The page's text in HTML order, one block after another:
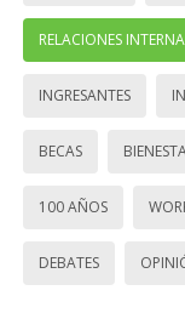
RELACIONES
INGRESANTES
BECAS
100 AÑOS
DEBATES